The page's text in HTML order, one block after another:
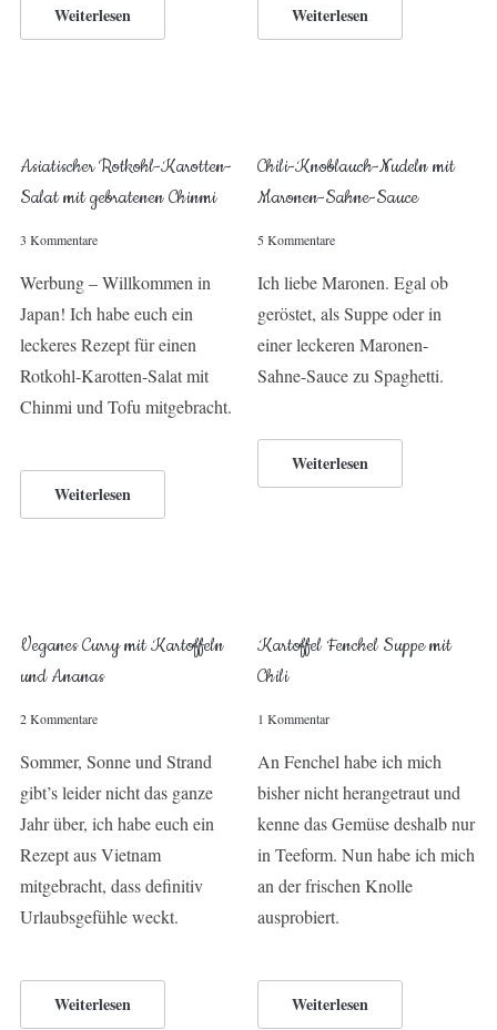
Weiterlesen Weiterlesen
Asiatischer Rotkohl-Karotten-
Salat mit gebratenen Chinmi
3 Kommentare
Werbung – Willkommen in
Japan! Ich habe euch ein
leckeres Rezept für einen
Rotkohl-Karotten-Salat mit
Chinmi und Tofu mitgebracht.
Weiterlesen
Chili-Knoblauch-Nudeln mit
Maronen-Sahne-Sauce
5 Kommentare
Ich liebe Maronen. Egal ob
geröstet, als Suppe oder in
einer leckeren Maronen-
Sahne-Sauce zu Spaghetti.
Weiterlesen
Veganes Curry mit Kartoffeln
und Ananas
2 Kommentare
Sommer, Sonne und Strand
gibt’s leider nicht das ganze
Jahr über, ich habe euch ein
Rezept aus Vietnam
mitgebracht, dass definitiv
Urlaubsgefühle weckt.
Weiterlesen
Kartoffel Fenchel Suppe mit
Chili
1 Kommentar
An Fenchel habe ich mich
bisher nicht herangetraut und
kenne das Gemüse deshalb nur
in Teeform. Nun habe ich mich
an der frischen Knolle
ausprobiert.
Weiterlesen